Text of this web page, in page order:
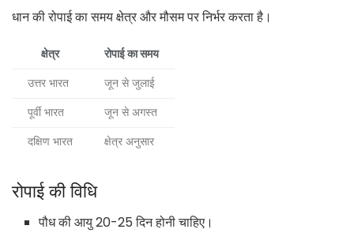
धान की रोपाई का समय क्षेत्र और मौसम पर निर्भर करता है।
क्षेत्र
रोपाई का समय
उत्तर भारत
जून से जुलाई
पूर्वी भारत
जून से अगस्त
दक्षिण भारत
क्षेत्र अनुसार
रोपाई की विधि
पौध की आयु 20-25 दिन होनी चाहिए।